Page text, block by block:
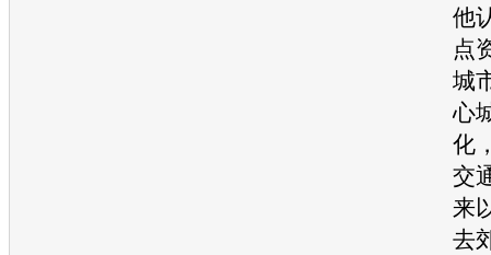
他
点
城
心
化
交
来
去